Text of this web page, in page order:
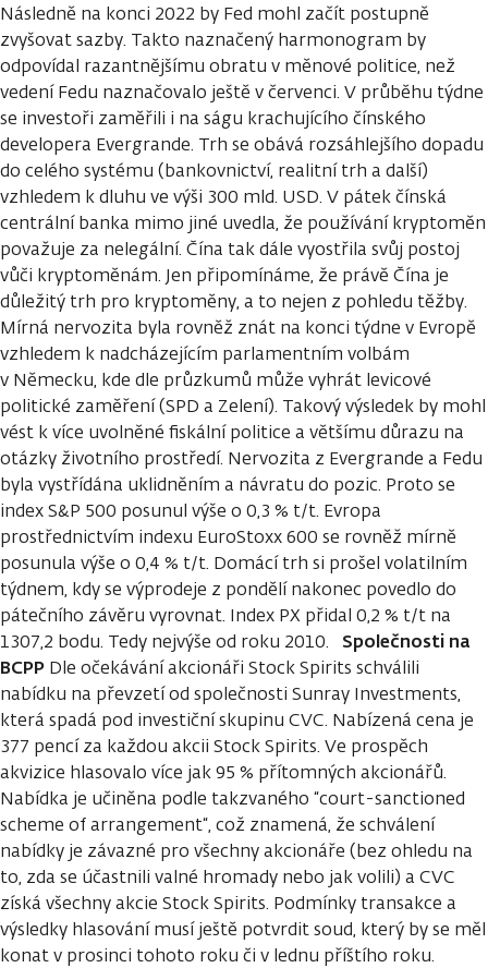
Následně na konci 2022 by Fed mohl začít postupně
zvyšovat sazby. Takto naznačený harmonogram by
odpovídal razantnějšímu obratu v měnové politice, než
vedení Fedu naznačovalo ještě v červenci. V průběhu týdne
se investoři zaměřili i na ságu krachujícího čínského
developera Evergrande. Trh se obává rozsáhlejšího dopadu
do celého systému (bankovnictví, realitní trh a další)
vzhledem k dluhu ve výši 300 mld. USD. V pátek čínská
centrální banka mimo jiné uvedla, že používání kryptoměn
považuje za nelegální. Čína tak dále vyostřila svůj postoj
vůči kryptoměnám. Jen připomínáme, že právě Čína je
důležitý trh pro kryptoměny, a to nejen z pohledu těžby.
Mírná nervozita byla rovněž znát na konci týdne v Evropě
vzhledem k nadcházejícím parlamentním volbám
v Německu, kde dle průzkumů může vyhrát levicové
politické zaměření (SPD a Zelení). Takový výsledek by mohl
vést k více uvolněné fiskální politice a většímu důrazu na
otázky životního prostředí. Nervozita z Evergrande a Fedu
byla vystřídána uklidněním a návratu do pozic. Proto se
index S&P 500 posunul výše o 0,3 % t/t. Evropa
prostřednictvím indexu EuroStoxx 600 se rovněž mírně
posunula výše o 0,4 % t/t. Domácí trh si prošel volatilním
týdnem, kdy se výprodeje z pondělí nakonec povedlo do
pátečního závěru vyrovnat. Index PX přidal 0,2 % t/t na
1307,2 bodu. Tedy nejvýše od roku 2010. Společnosti na
BCPP Dle očekávání akcionáři Stock Spirits schválili
nabídku na převzetí od společnosti Sunray Investments,
která spadá pod investiční skupinu CVC. Nabízená cena je
377 pencí za každou akcii Stock Spirits. Ve prospěch
akvizice hlasovalo více jak 95 % přítomných akcionářů.
Nabídka je učiněna podle takzvaného “court-sanctioned
scheme of arrangement“, což znamená, že schválení
nabídky je závazné pro všechny akcionáře (bez ohledu na
to, zda se účastnili valné hromady nebo jak volili) a CVC
získá všechny akcie Stock Spirits. Podmínky transakce a
výsledky hlasování musí ještě potvrdit soud, který by se měl
konat v prosinci tohoto roku či v lednu příštího roku.